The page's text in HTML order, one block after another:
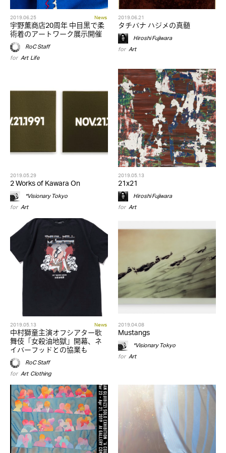
2019.06.25 News
宇野薫商店20周年 中目黒で柔
術着のアートワーク展示開催
RoC Staff
for Art,Life
2019.06.21
タチバナ ハジメの真髄
Hiroshi Fujiwara
for Art
2019.05.29
2 Works of Kawara On
*Visionary Tokyo
for Art
2019.05.13
21x21
Hiroshi Fujiwara
for Art
2019.05.13 News
中村獅童主演オフシアター歌
舞伎「女殺油地獄」開幕、ネ
イバーフッドとの協業も
RoC Staff
for Art,Clothing
2019.04.08
Mustangs
*Visionary Tokyo
for Art